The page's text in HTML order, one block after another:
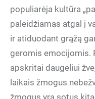
populiarėja kultūra
paleidžiamas atgal į
ir atiduodant grąžą
geromis emocijomis.
apskritai daugeliui
laikais žmogus
žmogus yra sotus